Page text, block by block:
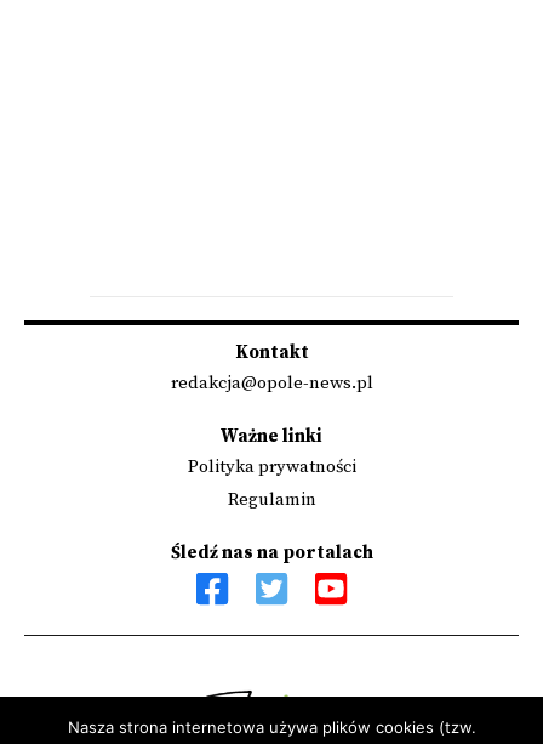
Kontakt
redakcja@opole-news.pl
Ważne linki
Polityka prywatności
Regulamin
Śledź nas na portalach
Nasza strona internetowa używa plików cookies (tzw.